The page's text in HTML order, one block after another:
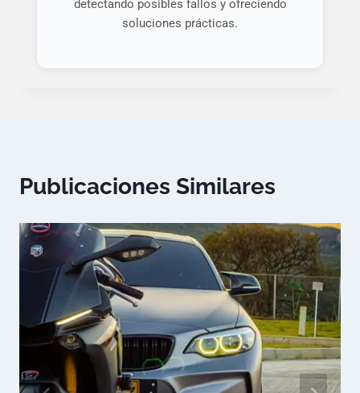
detectando posibles fallos y ofreciendo
soluciones prácticas.
Publicaciones Similares